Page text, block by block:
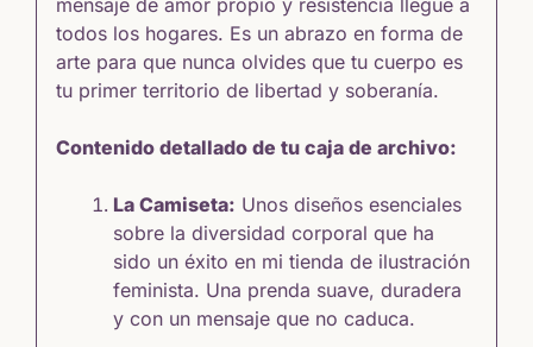
todos los hogares. Es un abrazo en forma de
arte para que nunca olvides que tu cuerpo es
tu primer territorio de libertad y soberanía.
Contenido detallado de tu caja de archivo:
La Camiseta: Unos diseños esenciales
sobre la diversidad corporal que ha
sido un éxito en mi tienda de ilustración
feminista. Una prenda suave, duradera
y con un mensaje que no caduca.